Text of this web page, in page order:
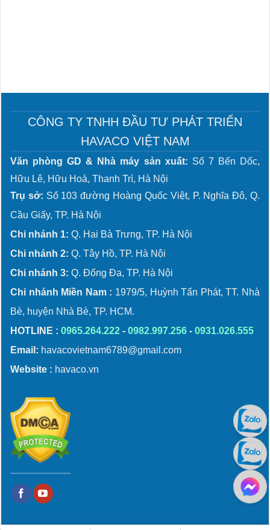
CÔNG TY TNHH ĐẦU TƯ PHÁT TRIỂN
HAVACO VIỆT NAM
Văn phòng GD & Nhà máy sản xuất: Số 7 Bến Dốc,
Hữu Lê, Hữu Hoà, Thanh Trì, Hà Nội
Trụ sở: Số 103 đường Hoàng Quốc Việt, P. Nghĩa Đô, Q.
Cầu Giấy, TP. Hà Nội
Chi nhánh 1: Q. Hai Bà Trưng, TP. Hà Nội
Chi nhánh 2: Q. Tây Hồ, TP. Hà Nội
Chi nhánh 3: Q. Đống Đa, TP. Hà Nội
Chi nhánh Miền Nam : 1979/5, Huỳnh Tấn Phát, TT. Nhà
Bè, huyện Nhà Bè, TP. HCM.
HOTLINE : 0965.264.222 - 0982.997.256 - 0931.026.555
Email: havacovietnam6789@gmail.com
Website : havaco.vn